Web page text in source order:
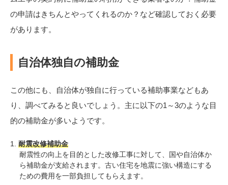
の申請はきちんとやってくれるのか？など確認しておく必要
があります。
自治体独自の補助金
この他にも、自治体が独自に行っている補助事業などもあ
り、調べてみると良いでしょう。主に以下の1～3のような目
的の補助金が多いようです。
耐震改修補助金
耐震性の向上を目的とした改修工事に対して、国や自治体か
ら補助金が支給されます。古い住宅を地震に強い構造にする
ための費用を一部負担してもらえます。